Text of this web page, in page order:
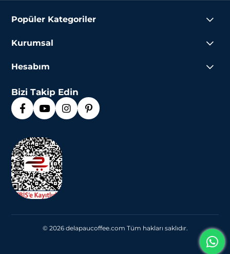
Popüler Kategoriler
Kurumsal
Hesabım
Bizi Takip Edin
© 2026 delapaucoffee.com Tüm hakları saklıdır.